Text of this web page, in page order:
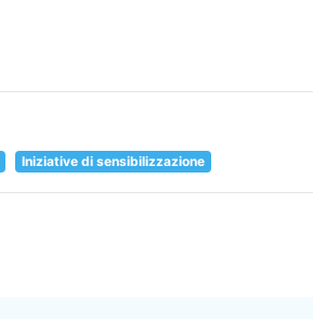
Iniziative di sensibilizzazione